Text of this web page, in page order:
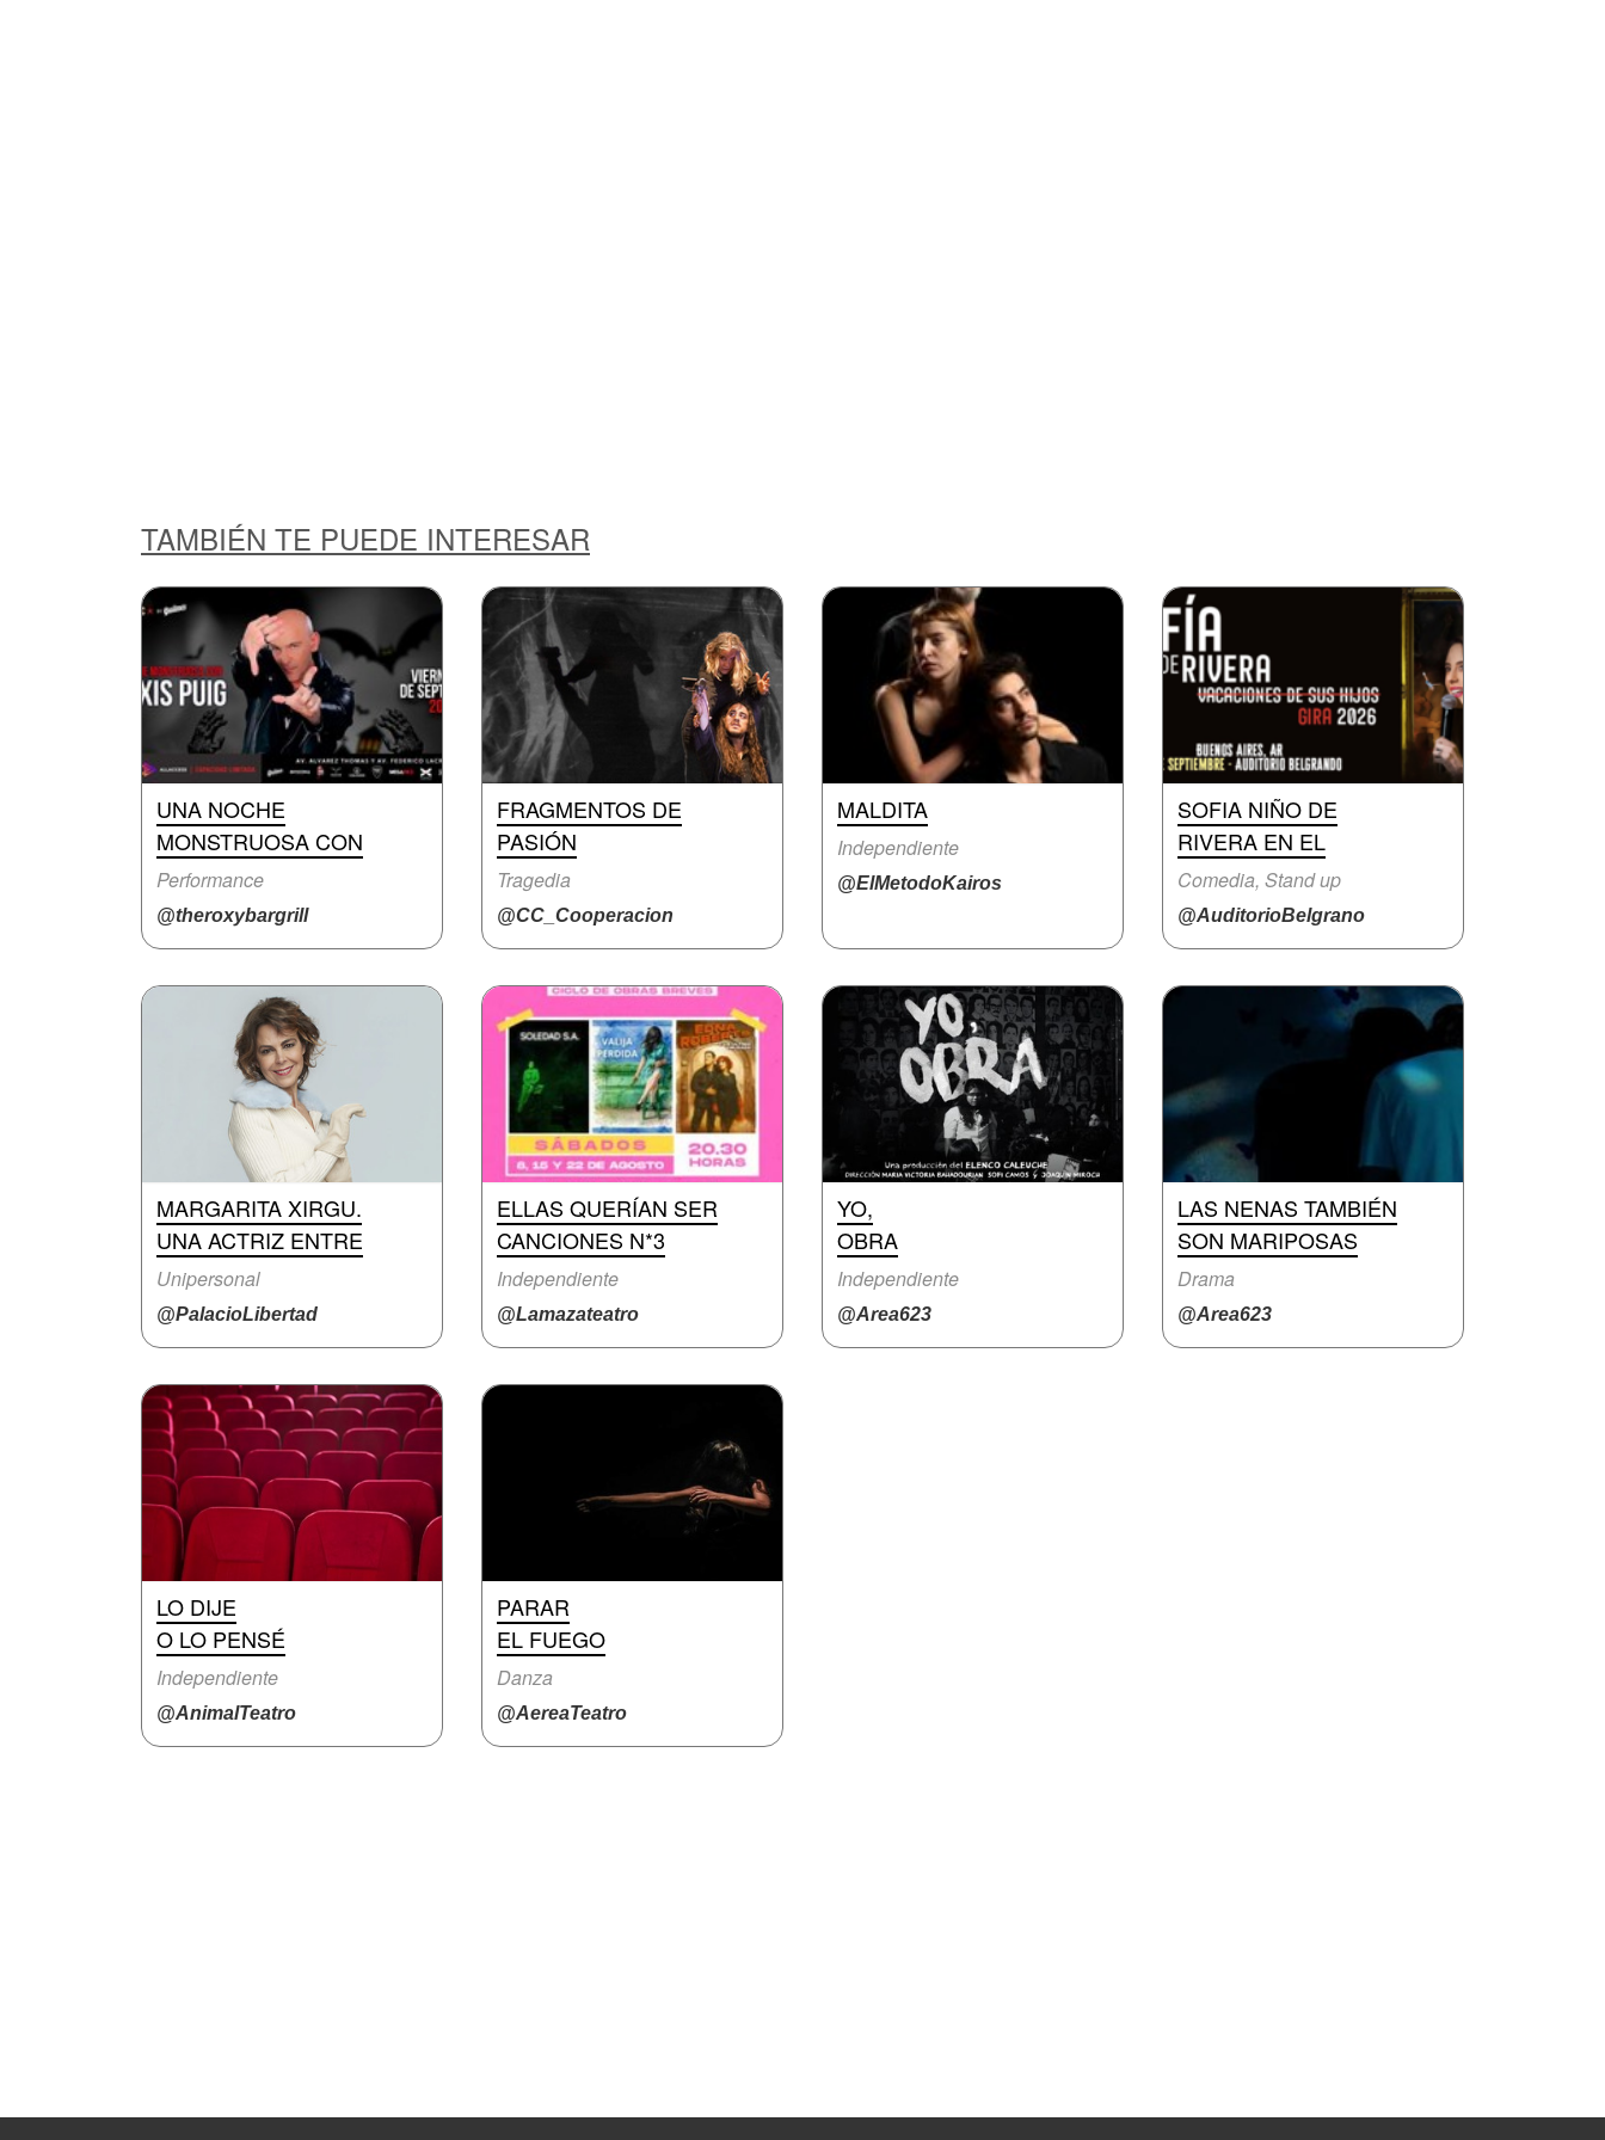
TAMBIÉN TE PUEDE INTERESAR
UNA NOCHE
MONSTRUOSA CON
Performance
@theroxybargrill
FRAGMENTOS DE
PASIÓN
Tragedia
@CC_Cooperacion
MALDITA
Independiente
@ElMetodoKairos
SOFIA NIÑO DE
RIVERA EN EL
Comedia, Stand up
@AuditorioBelgrano
MARGARITA XIRGU.
UNA ACTRIZ ENTRE
Unipersonal
@PalacioLibertad
ELLAS QUERÍAN SER
CANCIONES N*3
Independiente
@Lamazateatro
YO,
OBRA
Independiente
@Area623
LAS NENAS TAMBIÉN
SON MARIPOSAS
Drama
@Area623
LO DIJE
O LO PENSÉ
Independiente
@AnimalTeatro
PARAR
EL FUEGO
Danza
@AereaTeatro